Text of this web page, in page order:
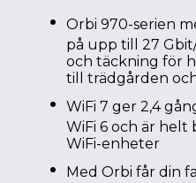
Orbi 970-serien
på upp till 27
och täckning för
till trädgården
WiFi 7 ger 2,4
WiFi 6 och är
WiFi-enheter
Med Orbi får din